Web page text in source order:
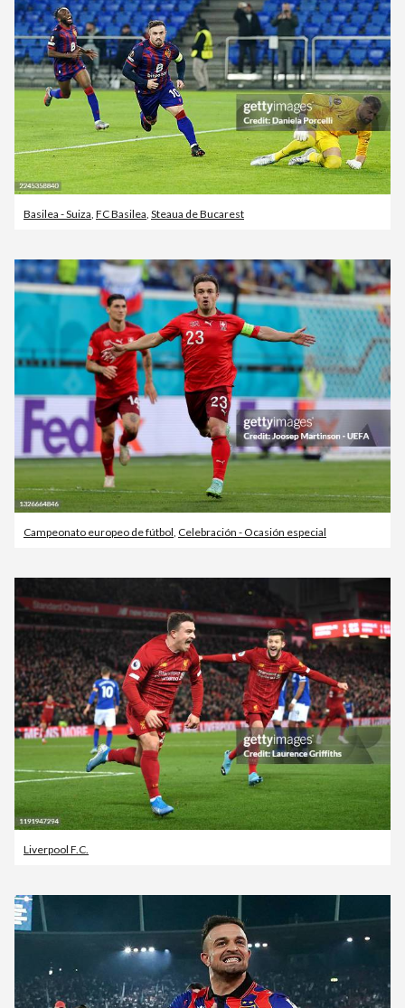
Basilea - Suiza FC Basilea Steaua de Bucarest
Campeonato europeo de fútbol, Celebración - Ocasión especial
Liverpool F.C.